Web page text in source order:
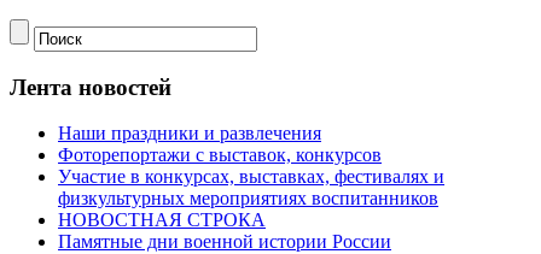
Лента новостей
Наши праздники и развлечения
Фоторепортажи с выставок, конкурсов
Участие в конкурсах, выставках, фестивалях и
физкультурных мероприятиях воспитанников
НОВОСТНАЯ СТРОКА
Памятные дни военной истории России